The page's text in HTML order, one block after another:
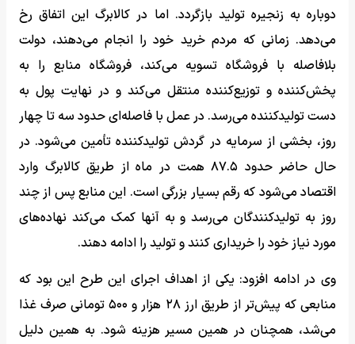
دوباره به زنجیره تولید بازگردد. اما در کالابرگ این اتفاق رخ
می‌دهد. زمانی که مردم خرید خود را انجام می‌دهند، دولت
بلافاصله با فروشگاه تسویه می‌کند، فروشگاه منابع را به
پخش‌کننده و توزیع‌کننده منتقل می‌کند و در نهایت پول به
دست تولیدکننده می‌رسد. در عمل با فاصله‌ای حدود سه تا چهار
روز، بخشی از سرمایه در گردش تولیدکننده تأمین می‌شود. در
حال حاضر حدود ۸۷.۵ همت در ماه از طریق کالابرگ وارد
اقتصاد می‌شود که رقم بسیار بزرگی است. این منابع پس از چند
روز به تولیدکنندگان می‌رسد و به آنها کمک می‌کند نهاده‌های
مورد نیاز خود را خریداری کنند و تولید را ادامه دهند.
وی در ادامه افزود: یکی از اهداف اجرای این طرح این بود که
منابعی که پیش‌تر از طریق ارز ۲۸ هزار و ۵۰۰ تومانی صرف غذا
می‌شد، همچنان در همین مسیر هزینه شود. به همین دلیل